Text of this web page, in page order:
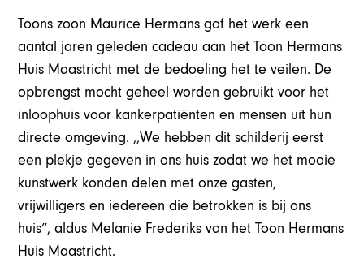
Toons zoon Maurice Hermans gaf het werk een
aantal jaren geleden cadeau aan het Toon Hermans
Huis Maastricht met de bedoeling het te veilen. De
opbrengst mocht geheel worden gebruikt voor het
inloophuis voor kankerpatiënten en mensen uit hun
directe omgeving. ,,We hebben dit schilderij eerst
een plekje gegeven in ons huis zodat we het mooie
kunstwerk konden delen met onze gasten,
vrijwilligers en iedereen die betrokken is bij ons
huis”, aldus Melanie Frederiks van het Toon Hermans
Huis Maastricht.